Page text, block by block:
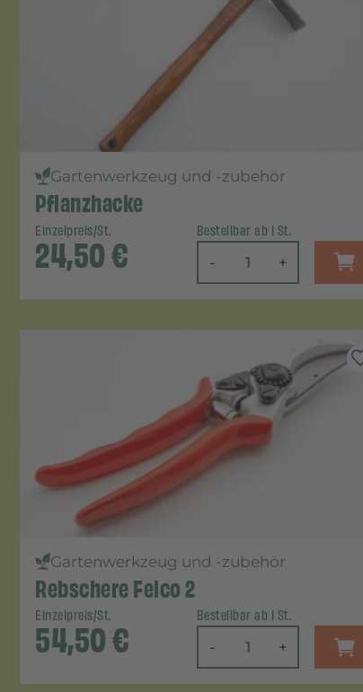
Gartenwerkzeug und -zubehör
Pflanzhacke
Einzelpreis/St.
24,50€
Bestellbar ab 1 St.
- +
Gartenwerkzeug und -zubehör
Rebschere Felco 2
Einzelpreis/St.
54,50€
Bestellbar ab 1 St.
- +